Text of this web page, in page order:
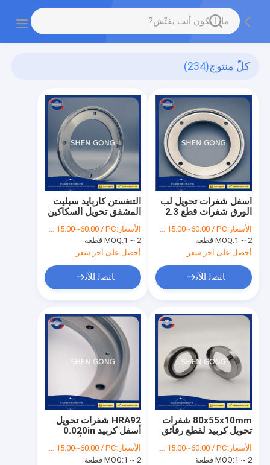
كلّ منتوج(234)
التنغستن كاربايد سبليت
المشقق تحويل السكاكين
التعبئة والتغليف المرنة
غير المنسوجة الصناعات
الأسعار:USD 15.00~60.00 / PC
MOQ:1 ~ 2 قطعة
أحصل على آخر سعر
ﺎﺘﺼﻟ ﺍﻶﻧ
أسفل شفرات تحويل لب
الورق شفرات قطع 2.3
مم
الأسعار:USD 15.00~60.00 / PC
MOQ:1 ~ 2 قطعة
أحصل على آخر سعر
ﺎﺘﺼﻟ ﺍﻶﻧ
HRA92 شفرات تحويل
أسفل كربيد 0.020in
لصناعة رقائق الأفلام
الأسعار:USD 15.00~60.00 / PC
MOQ:1 ~ 2 قطعة
80x55x10mm شفرات
تحويل كربيد لقطع رقائق
رقيقة
الأسعار:USD 15.00~60.00 / PC
MOQ:1 ~ 2 قطعة